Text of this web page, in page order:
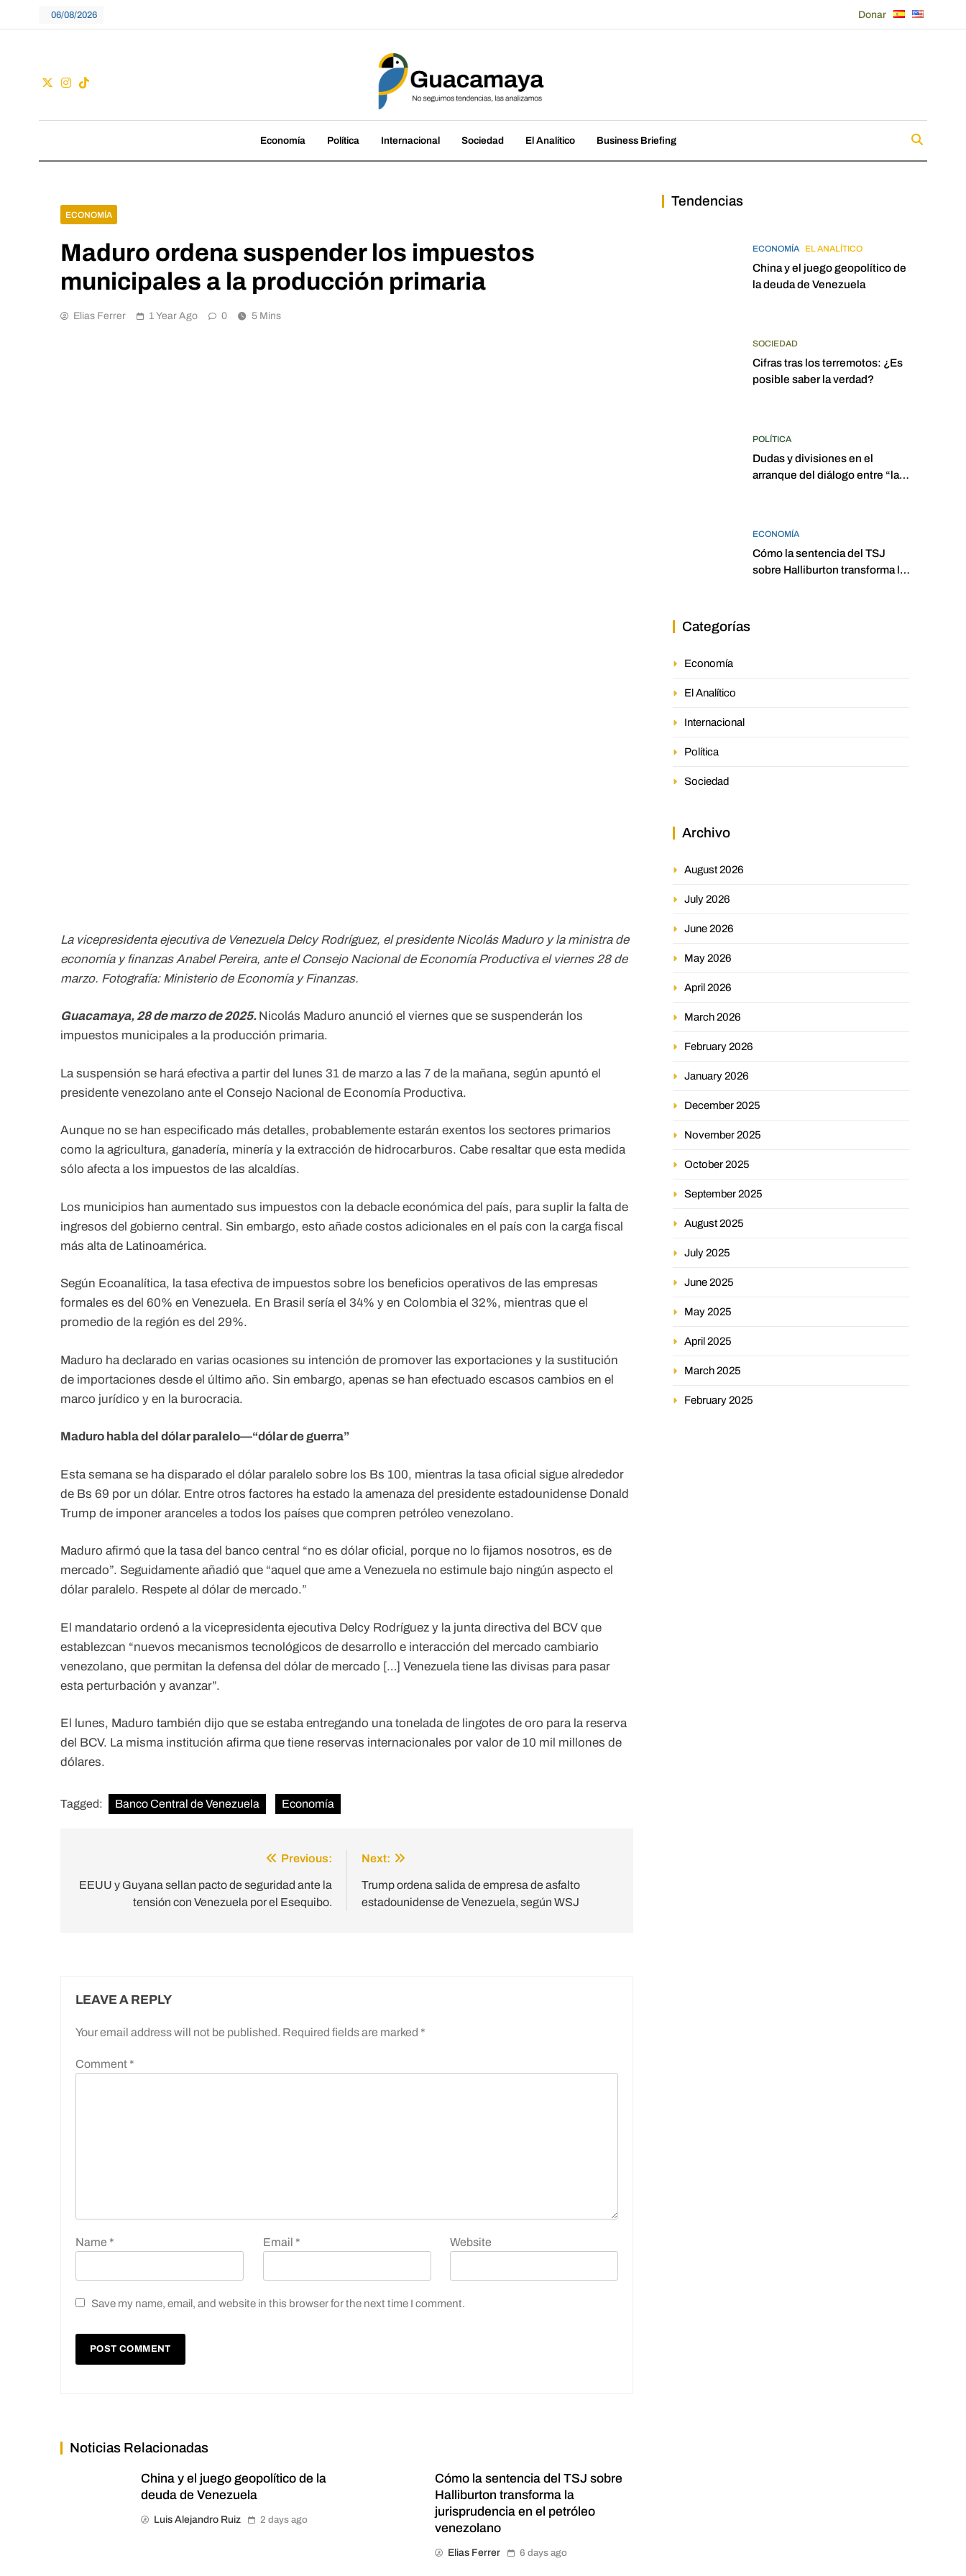
06/08/2026 Donar
Guacamaya
Economía Política Internacional Sociedad El Analítico Business Briefing
ECONOMÍA
Maduro ordena suspender los impuestos
municipales a la producción primaria
Elias Ferrer 1 Year Ago 0 5 Mins
La vicepresidenta ejecutiva de Venezuela Delcy Rodríguez, el presidente Nicolás Maduro y la ministra de
economía y finanzas Anabel Pereira, ante el Consejo Nacional de Economía Productiva el viernes 28 de
marzo. Fotografía: Ministerio de Economía y Finanzas.
Guacamaya, 28 de marzo de 2025. Nicolás Maduro anunció el viernes que se suspenderán los
impuestos municipales a la producción primaria.
La suspensión se hará efectiva a partir del lunes 31 de marzo a las 7 de la mañana, según apuntó el
presidente venezolano ante el Consejo Nacional de Economía Productiva.
Aunque no se han especificado más detalles, probablemente estarán exentos los sectores primarios
como la agricultura, ganadería, minería y la extracción de hidrocarburos. Cabe resaltar que esta medida
sólo afecta a los impuestos de las alcaldías.
Los municipios han aumentado sus impuestos con la debacle económica del país, para suplir la falta de
ingresos del gobierno central. Sin embargo, esto añade costos adicionales en el país con la carga fiscal
más alta de Latinoamérica.
Según Ecoanalítica, la tasa efectiva de impuestos sobre los beneficios operativos de las empresas
formales es del 60% en Venezuela. En Brasil sería el 34% y en Colombia el 32%, mientras que el
promedio de la región es del 29%.
Maduro ha declarado en varias ocasiones su intención de promover las exportaciones y la sustitución
de importaciones desde el último año. Sin embargo, apenas se han efectuado escasos cambios en el
marco jurídico y en la burocracia.
Maduro habla del dólar paralelo—“dólar de guerra”
Esta semana se ha disparado el dólar paralelo sobre los Bs 100, mientras la tasa oficial sigue alrededor
de Bs 69 por un dólar. Entre otros factores ha estado la amenaza del presidente estadounidense Donald
Trump de imponer aranceles a todos los países que compren petróleo venezolano.
Maduro afirmó que la tasa del banco central “no es dólar oficial, porque no lo fijamos nosotros, es de
mercado”. Seguidamente añadió que “aquel que ame a Venezuela no estimule bajo ningún aspecto el
dólar paralelo. Respete al dólar de mercado.”
El mandatario ordenó a la vicepresidenta ejecutiva Delcy Rodríguez y la junta directiva del BCV que
establezcan “nuevos mecanismos tecnológicos de desarrollo e interacción del mercado cambiario
venezolano, que permitan la defensa del dólar de mercado […] Venezuela tiene las divisas para pasar
esta perturbación y avanzar”.
El lunes, Maduro también dijo que se estaba entregando una tonelada de lingotes de oro para la reserva
del BCV. La misma institución afirma que tiene reservas internacionales por valor de 10 mil millones de
dólares.
Tagged: Banco Central de Venezuela Economía
navigation
Previous:
EEUU y Guyana sellan pacto de seguridad ante la
tensión con Venezuela por el Esequibo.
Next:
Trump ordena salida de empresa de asfalto
estadounidense de Venezuela, según WSJ
LEAVE A REPLY
Your email address will not be published. Required fields are marked *
Comment *
Name * Email * Website
Save my name, email, and website in this browser for the next time I comment.
Noticias Relacionadas
China y el juego geopolítico de la
deuda de Venezuela
Luis Alejandro Ruiz 2 days ago
Cómo la sentencia del TSJ sobre
Halliburton transforma la
jurisprudencia en el petróleo
venezolano
Elias Ferrer 6 days ago
Tendencias
ECONOMÍA EL ANALÍTICO
China y el juego geopolítico de
la deuda de Venezuela
SOCIEDAD
Cifras tras los terremotos: ¿Es
posible saber la verdad?
POLÍTICA
Dudas y divisiones en el
arranque del diálogo entre “las
ECONOMÍA
Cómo la sentencia del TSJ
sobre Halliburton transforma la
Categorías
Economía
El Analítico
Internacional
Política
Sociedad
Archivo
August 2026
July 2026
June 2026
May 2026
April 2026
March 2026
February 2026
January 2026
December 2025
November 2025
October 2025
September 2025
August 2025
July 2025
June 2025
May 2025
April 2025
March 2025
February 2025